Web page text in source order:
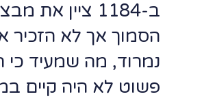
ב-1184 ציין את
הסמוך אך לא הזכיר
נמרוד, מה שמעיד
פשוט לא היה קיים